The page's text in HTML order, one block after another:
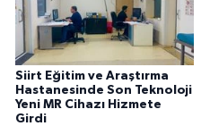
Siirt Eğitim ve Araştırma
Hastanesinde Son Teknoloji
Yeni MR Cihazı Hizmete
Girdi